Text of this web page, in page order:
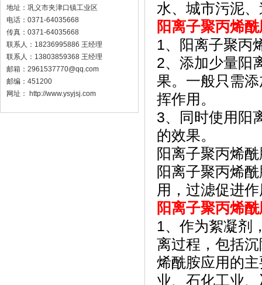
地址： 巩义市夹津口镇工业区
电话： 0371-64035668
传真： 0371-64035668
联系人： 18236995886 王经理
联系人： 13803859368 王经理
邮箱： 2961537770@qq.com
邮编： 451200
网址：
http://www.ysyjsj.com
水、城市污泥
阳离子聚丙烯
1、阳离子聚丙
2、添加少量阳
果。一般只需
挥作用。
3、同时使用阳
的效果。
阳离子聚丙烯
阳离子聚丙烯
用，过滤促进
阳离子聚丙烯
1、作为絮凝剂
离过程，包括
烯酰胺应用的
业、石化工业